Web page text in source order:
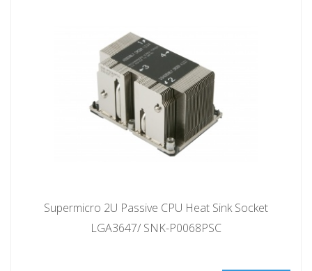
Supermicro 2U Passive CPU Heat Sink Socket
LGA3647/ SNK-P0068PSC